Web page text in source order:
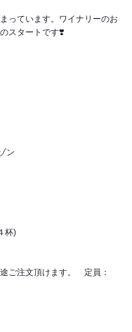
っています。ワイナリーのお
スタートです❣️
ン
杯)
ご注文頂けます。　定員：